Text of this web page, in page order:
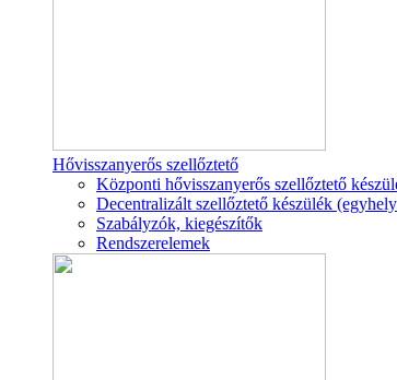
Hővisszanyerős szellőztető
Központi hővisszanyerős szellőztető
Decentralizált szellőztető készülék
Szabályzók, kiegészítők
Rendszerelemek